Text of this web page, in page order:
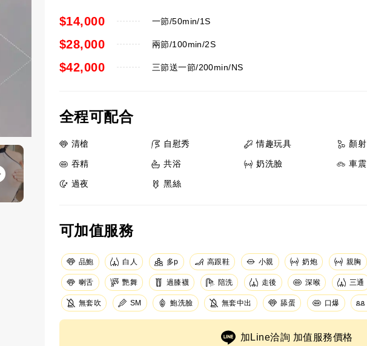
一節/50min/1S
$14,000
兩節/100min/2S
$28,000
三節送一節/200min/NS
$42,000
全程可配合
清槍 自慰秀 情趣玩具 顏射
吞精 共浴 奶洗臉 車震
過夜 黑絲
可加值服務
品鮑 白人 多p 高跟鞋 小親 奶炮 親胸
喇舌 艷舞 過膝襪 陪洗 走後 深喉 三通
無套吹 SM 鮑洗臉 無套中出 舔蛋 口爆
加Line洽詢 加值服務價格